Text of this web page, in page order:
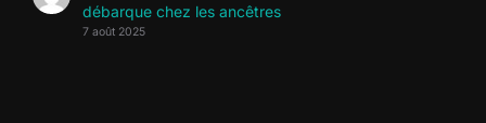
débarque chez les ancêtres
7 août 2025